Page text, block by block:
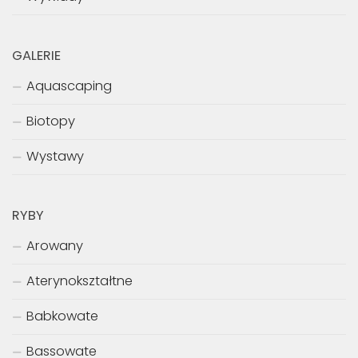
GALERIE
Aquascaping
Biotopy
Wystawy
RYBY
Arowany
Aterynokształtne
Babkowate
Bassowate